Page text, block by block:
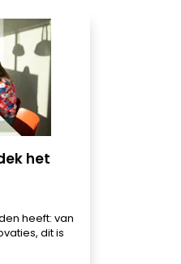
het
heeft: van
dit is